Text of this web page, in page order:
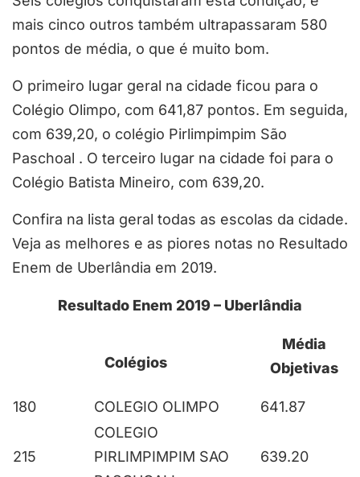
mais cinco outros também ultrapassaram 580
pontos de média, o que é muito bom.
O primeiro lugar geral na cidade ficou para o
Colégio Olimpo, com 641,87 pontos. Em seguida,
com 639,20, o colégio Pirlimpimpim São
Paschoal . O terceiro lugar na cidade foi para o
Colégio Batista Mineiro, com 639,20.
Confira na lista geral todas as escolas da cidade.
Veja as melhores e as piores notas no Resultado
Enem de Uberlândia em 2019.
Resultado Enem 2019 – Uberlândia
Colégios
Média
Objetivas
180 COLEGIO OLIMPO 641.87
215
COLEGIO
PIRLIMPIMPIM SAO
639.20